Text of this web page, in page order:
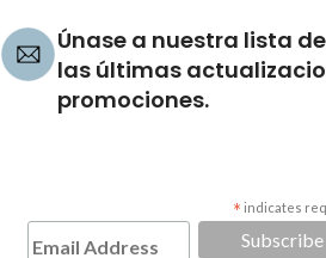
Únase a nuestra lista
las últimas
promociones.
* indicates